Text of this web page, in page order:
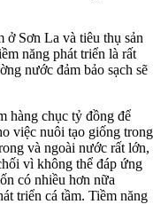
ở Sơn La và tiêu thụ sản
năng phát triển là rất
nước đảm bảo sạch sẽ
hàng chục tỷ đồng để
việc nuôi tạo giống trong
và ngoài nước rất lớn,
vì không thể đáp ứng
có nhiều hơn nữa
triển cá tầm. Tiềm năng